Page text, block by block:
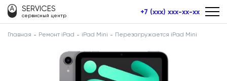
SERVICES
сервисный центр +7 (xxx) xxx-xx-xx
Главная Ремонт iPad iPad Mini Перезагружается iPad Mini